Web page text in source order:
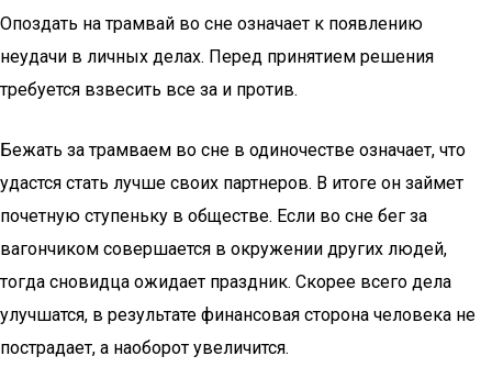
Опоздать на трамвай во сне означает к появлению
неудачи в личных делах. Перед принятием решения
требуется взвесить все за и против.
Бежать за трамваем во сне в одиночестве означает, что
удастся стать лучше своих партнеров. В итоге он займет
почетную ступеньку в обществе. Если во сне бег за
вагончиком совершается в окружении других людей,
тогда сновидца ожидает праздник. Скорее всего дела
улучшатся, в результате финансовая сторона человека не
пострадает, а наоборот увеличится.